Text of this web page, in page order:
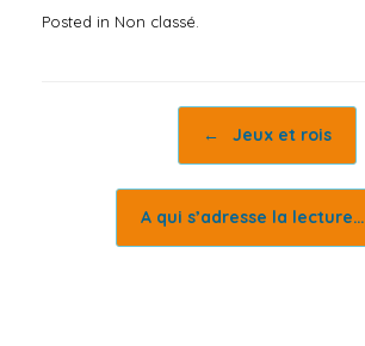
Posted in Non classé.
← Jeux et rois
A qui s’adresse la lecture…